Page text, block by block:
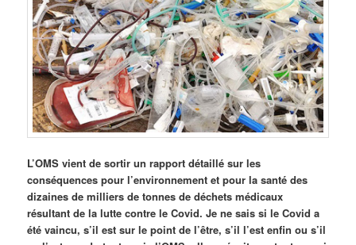
L’OMS vient de sortir un rapport détaillé sur les
conséquences pour l’environnement et pour la santé des
dizaines de milliers de tonnes de déchets médicaux
résultant de la lutte contre le Covid. Je ne sais si le Covid a
été vaincu, s’il est sur le point de l’être, s’il l’est enfin ou s’il